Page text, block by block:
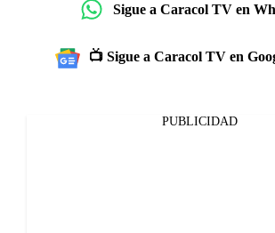
Sigue a Caracol TV en
📺 Sigue a Caracol TV en
PUBLICIDAD